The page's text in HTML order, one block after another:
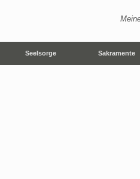
Seelsorge Sakramente